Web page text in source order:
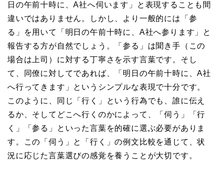
日の午前十時に、A社へ伺います」と表現することも間
違いではありません。しかし、より一般的には「参
る」を用いて「明日の午前十時に、A社へ参ります」と
報告する方が自然でしょう。「参る」は聞き手（この
場合は上司）に対する丁寧さを示す言葉です。そし
て、同僚に対してであれば、「明日の午前十時に、A社
へ行ってきます」というシンプルな表現で十分です。
このように、同じ「行く」という行為でも、誰に伝え
るか、そしてどこへ行くのかによって、「伺う」「行
く」「参る」といった言葉を的確に選ぶ必要がありま
す。この「伺う」と「行く」の例文比較を通じて、状
況に応じた言葉選びの感覚を養うことが大切です。